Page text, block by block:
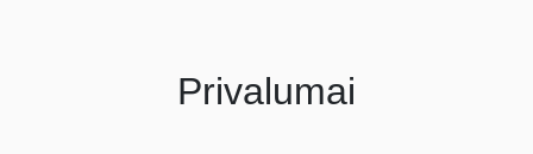
Privalumai